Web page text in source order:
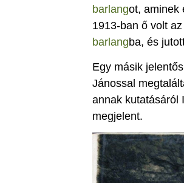
barlangot, aminek
1913-ban ő volt
barlangba, és
Egy másik
Jánossal
annak kutatásáról
megjelent.